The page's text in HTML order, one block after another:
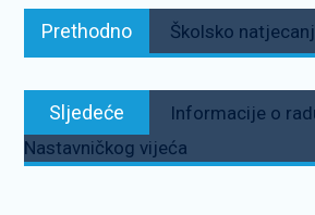
objava
Prethodno Prethodno:
Školsko
Sljedeće Sljedeće:
Informacije o
Nastavničkog vijeća